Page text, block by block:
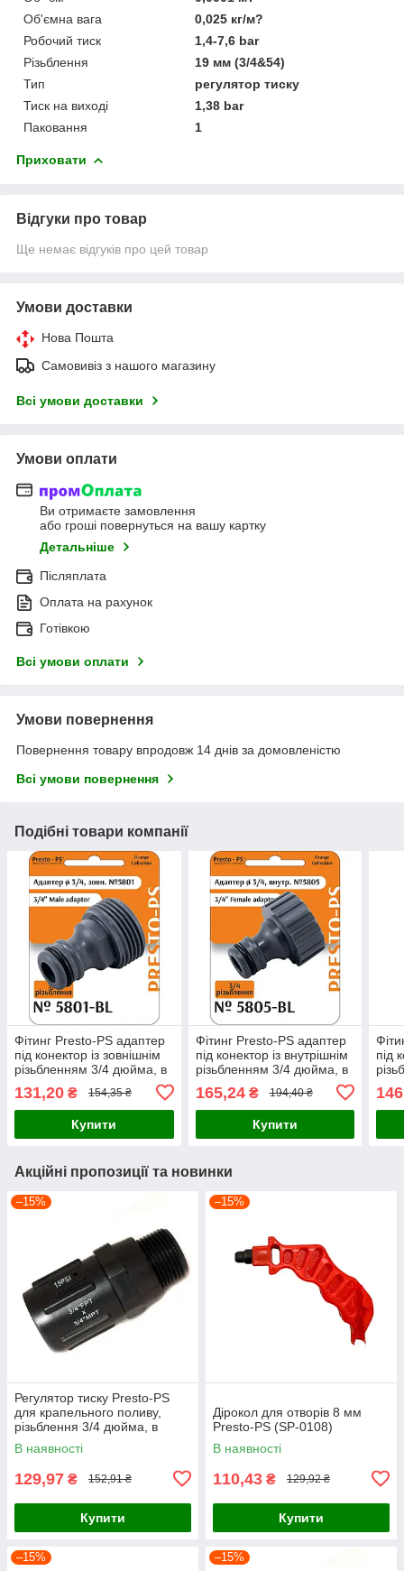
Об'ємна вага
0,025 кг/м?
Робочий тиск
1,4-7,6 bar
Різьблення
19 мм (3/4&54)
Тип
регулятор тиску
Тиск на виході
1,38 bar
Паковання
1
Приховати
Відгуки про товар
Ще немає відгуків про цей товар
Умови доставки
Нова Пошта
Самовивіз з нашого магазину
Всі умови доставки
Умови оплати
Ви отримаєте замовлення
або гроші повернуться на вашу картку
Детальніше
Післяплата
Оплата на рахунок
Готівкою
Всі умови оплати
Умови повернення
Повернення товару впродовж 14 днів за домовленістю
Всі умови повернення
Подібні товари компанії
Фітинг Presto-PS адаптер
під конектор із зовнішнім
різьбленням 3/4 дюйма, в
упаковці - 10 шт. (5801-BL)
131,20 ₴ 154,35 ₴
Купити
Фітинг Presto-PS адаптер
під конектор із внутрішнім
різьбленням 3/4 дюйма, в
упаковці - 10 шт. (5805-BL)
165,24₴ 194,40 ₴
Купити
під
RT)
Акційні пропозиції та новинки
–15%
Регулятор тиску Presto-PS
для крапельного поливу,
різьблення 3/4 дюйма, в
упаковці - 1 шт. (PR-013415H)
В наявності
129,97 ₴ 152,91 ₴
Купити
–15%
Дірокол для отворів 8 мм
Presto-PS (SP-0108)
В наявності
110,43 ₴ 129,92 ₴
Купити
–15% –15%